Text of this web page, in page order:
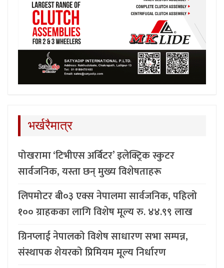
भर्खरैमात्र
पोखरामा ‘टिभीएस अर्बिटर’ इलेक्ट्रिक स्कुटर
सार्वजनिक, यस्ता छन् मुख्य विशेषताहरू
लिपमोटर बी०३ एक्स नेपालमा सार्वजनिक, पहिलो
१०० ग्राहकका लागि विशेष मूल्य रु. ४४.९९ लाख
ग्रिनप्लाई नेपालको विशेष साधारण सभा सम्पन्न,
संस्थापक शेयरको प्रिमियम मूल्य निर्धारण